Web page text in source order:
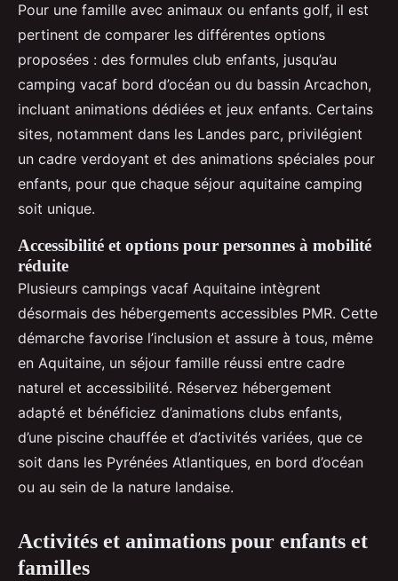
Pour une famille avec animaux ou enfants golf, il est
pertinent de comparer les différentes options
proposées : des formules club enfants, jusqu’au
camping vacaf bord d’océan ou du bassin Arcachon,
incluant animations dédiées et jeux enfants. Certains
sites, notamment dans les Landes parc, privilégient
un cadre verdoyant et des animations spéciales pour
enfants, pour que chaque séjour aquitaine camping
soit unique.
Accessibilité et options pour personnes à mobilité
réduite
Plusieurs campings vacaf Aquitaine intègrent
désormais des hébergements accessibles PMR. Cette
démarche favorise l’inclusion et assure à tous, même
en Aquitaine, un séjour famille réussi entre cadre
naturel et accessibilité. Réservez hébergement
adapté et bénéficiez d’animations clubs enfants,
d’une piscine chauffée et d’activités variées, que ce
soit dans les Pyrénées Atlantiques, en bord d’océan
ou au sein de la nature landaise.
Activités et animations pour enfants et
familles